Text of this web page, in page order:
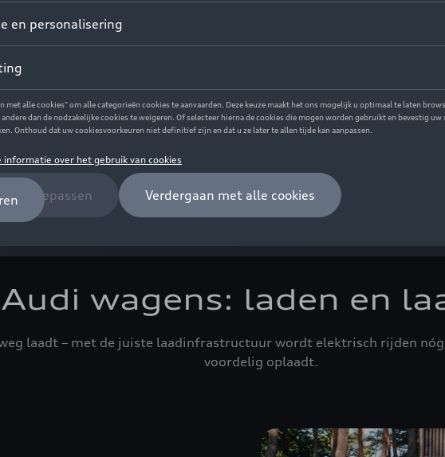
wagens: laden en
laadt – met de juiste laadinfrastructuur wordt elektrisch rijden
voordelig oplaadt.